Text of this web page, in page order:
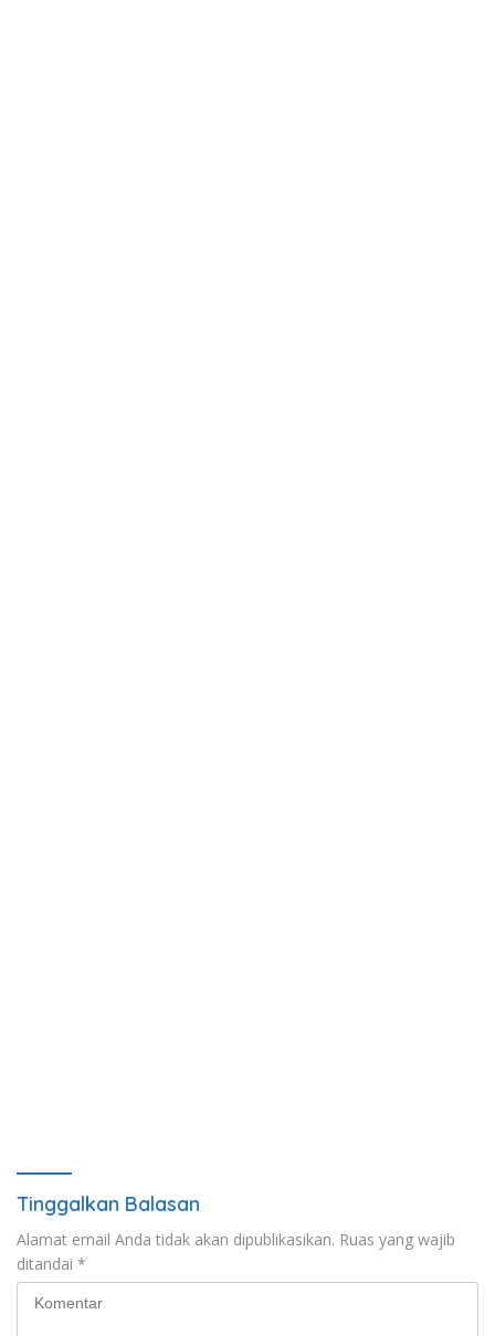
Tinggalkan Balasan
Alamat email Anda tidak akan dipublikasikan. Ruas yang wajib
ditandai *